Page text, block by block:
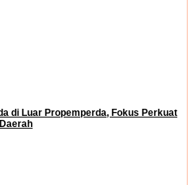
di Luar Propemperda, Fokus Perkuat